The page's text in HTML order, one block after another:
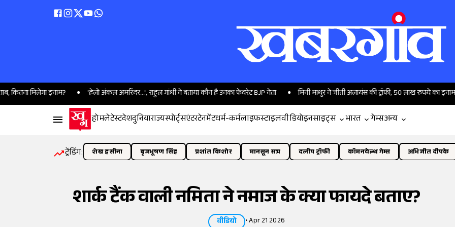
इनाम? 'हेलो अंकल अमरिंदर...', राहुल गांधी ने बताया कौन है उनका फेवरेट BJP नेता मिनी माथुर ने जीती अलायंस की ट्रॉफी, 50 लाख रुपये का इनाम किया अपने
होमलेटेस्टदेशदुनियाराज्यस्पोर्ट्सएंटरटेनमेंटधर्म-कर्मलाइफस्टाइलवीडियोइनसाइट्स भारत गेम्सअन्य
ट्रेंडिंग: शेख हसीना बृजभूषण सिंह प्रशांत किशोर मानसून सत्र दलीप ट्रॉफी कॉमनवेल्थ गेम्स अभिजीत दीपके
शार्क टैंक वाली नमिता ने नमाज के क्या फायदे बताए?
वीडियो •Apr 21 2026